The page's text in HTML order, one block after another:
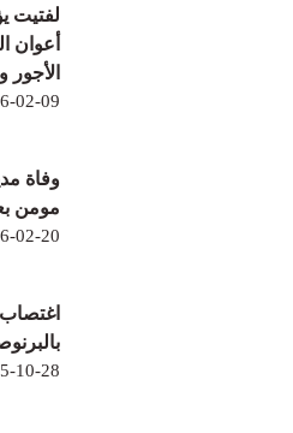
لفتيت
أعوان
الأجور
02-09
وفاة
مومن
02-20
10-28